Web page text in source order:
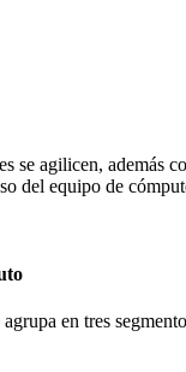
se agilicen, además
del equipo de
en tres